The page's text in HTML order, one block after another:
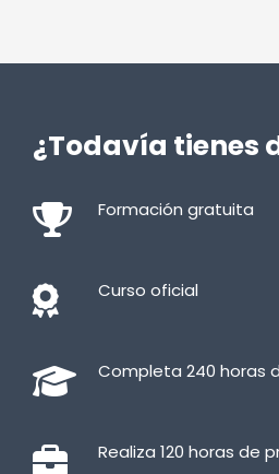
¿Todavía tienes
Formación gratuita
Curso oficial
Completa 240 horas
Realiza 120 horas de